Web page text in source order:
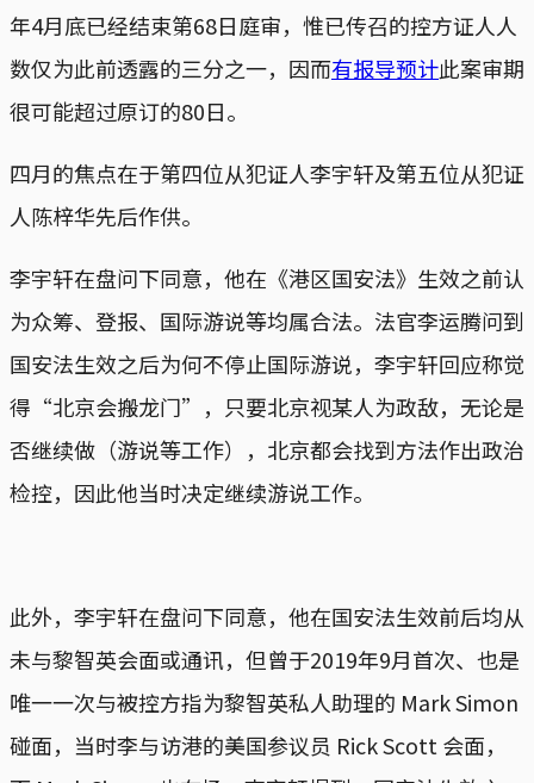
年4月底已经结束第68日庭审，惟已传召的控方证人人
数仅为此前透露的三分之一，因而有报导预计此案审期
很可能超过原订的80日。
四月的焦点在于第四位从犯证人李宇轩及第五位从犯证
人陈梓华先后作供。
李宇轩在盘问下同意，他在《港区国安法》生效之前认
为众筹、登报、国际游说等均属合法。法官李运腾问到
国安法生效之后为何不停止国际游说，李宇轩回应称觉
得“北京会搬龙门”，只要北京视某人为政敌，无论是
否继续做（游说等工作），北京都会找到方法作出政治
检控，因此他当时决定继续游说工作。
此外，李宇轩在盘问下同意，他在国安法生效前后均从
未与黎智英会面或通讯，但曾于2019年9月首次、也是
唯一一次与被控方指为黎智英私人助理的 Mark Simon
碰面，当时李与访港的美国参议员 Rick Scott 会面，